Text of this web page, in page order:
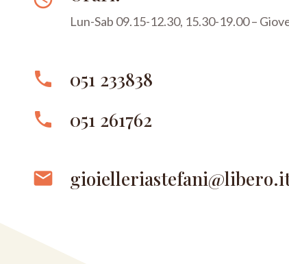
Lun-Sab 09.15-12.30, 15.30-19.00 –
phone 051 233838
phone 051 261762
email